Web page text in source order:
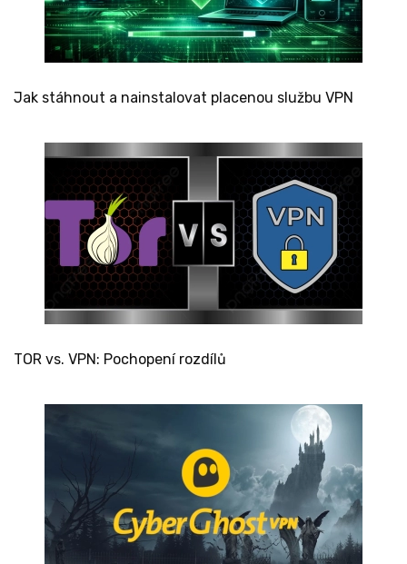
Jak stáhnout a nainstalovat placenou službu VPN
TOR vs. VPN: Pochopení rozdílů